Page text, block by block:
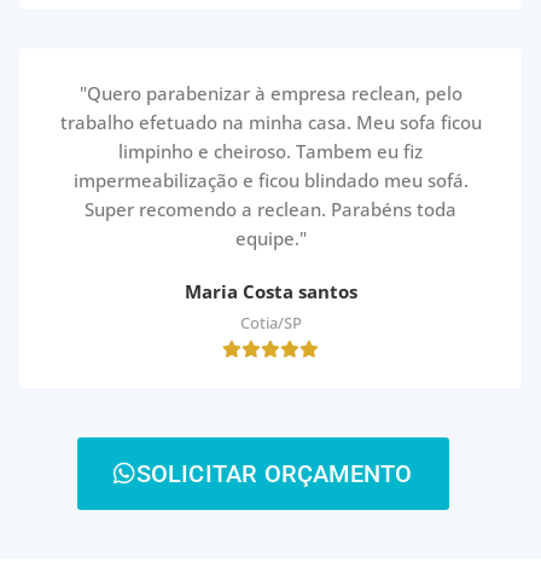
"Quero parabenizar à empresa reclean, pelo
trabalho efetuado na minha casa. Meu sofa ficou
limpinho e cheiroso. Tambem eu fiz
impermeabilização e ficou blindado meu sofá.
Super recomendo a reclean. Parabéns toda
equipe."
Maria Costa santos
Cotia/SP
SOLICITAR ORÇAMENTO